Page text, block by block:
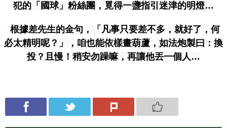
犯的「國球」粉絲團，覓得一盞指引迷津的明燈…
根據差先生的金句，「凡事只要差不多，就好了，何
必太精明呢？」，咱也能依樣畫葫蘆，如法炮製曰：換
投？且慢！稍安勿躁嘛，再讓他丟一個人…